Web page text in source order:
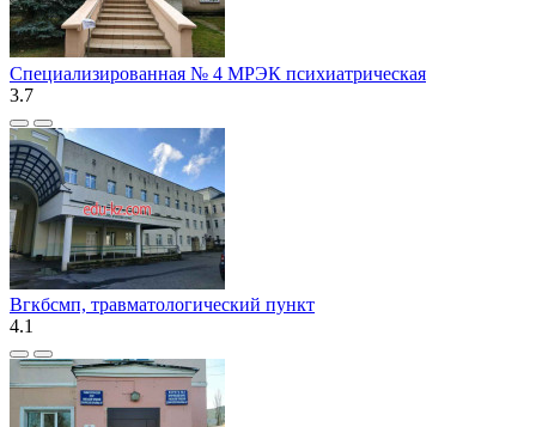
Специализированная № 4 МРЭК психиатрическая
3.7
Вгкбсмп, травматологический пункт
4.1